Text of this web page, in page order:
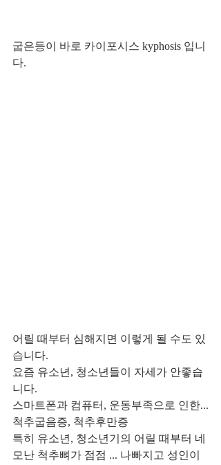
굽은등이 바로 카이포시스 kyphosis 입니
다.
어릴 때부터 심해지면 이렇게 될 수도 있
습니다.
요즘 유소년, 청소년들이 자세가 안좋습
니다.
스마트폰과 컴퓨터, 운동부족으로 인한...
척추굽음증, 척추후만증
특히 유소년, 청소년기의 어릴 때부터 네
모난 척추뼈가 점점 ... 나빠지고 성인이